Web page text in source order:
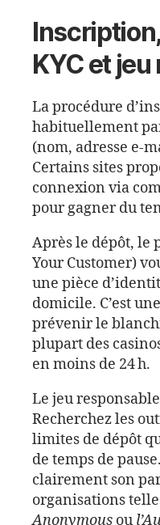
KYC et
La procédure
habituellement
(nom, adresse
Certains sites
connexion via
pour gagner du
Après le dépôt, le
Your Customer)
une pièce
domicile. C’est
prévenir le
plupart des
en moins de 24 h.
Le jeu
Recherchez les
limites de dépôt
de temps de
clairement son
organisations
Anonymous ou